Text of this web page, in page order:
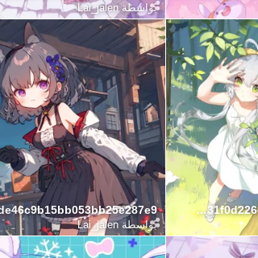
بواسطةLai_jalen
بواسطةLai_jalen
50f5f31f0d226d3652d507f8e96fb81f